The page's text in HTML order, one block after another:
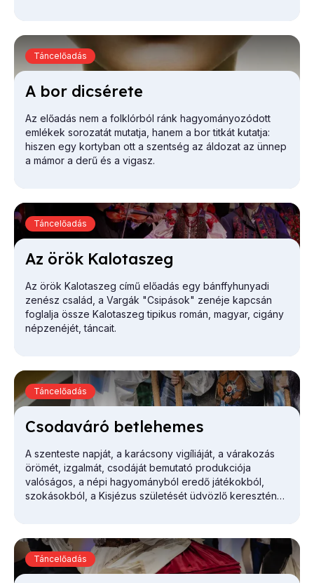
A bor di­csé­re­te
Az előadás nem a folklórból ránk hagyományozódott
emlékek sorozatát mutatja, hanem a bor titkát kutatja:
hiszen egy kortyban ott a szentség az áldozat az ünnep
a mámor a derű és a vigasz.
Táncelőadás
Az örök Ka­lo­ta­szeg
Az örök Kalotaszeg című előadás egy bánffyhunyadi
zenész család, a Vargák "Csipások" zenéje kapcsán
foglalja össze Kalotaszeg tipikus román, magyar, cigány
népzenéjét, táncait.
Táncelőadás
Cso­da­vá­ró bet­le­he­mes
A szenteste napját, a karácsony vigíliáját, a várakozás
örömét, izgalmát, csodáját bemutató produkciója
valóságos, a népi hagyományból eredő játékokból,
szokásokból, a Kisjézus születését üdvözlő keresztény
Táncelőadás
Táncelőadás